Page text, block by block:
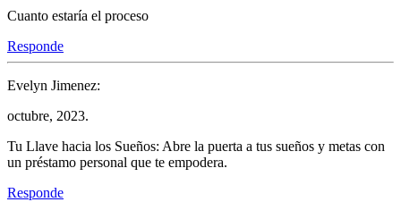
Cuanto estaría el proceso
Responde
Evelyn Jimenez:
octubre, 2023.
Tu Llave hacia los Sueños: Abre la puerta a tus sueños y metas con
un préstamo personal que te empodera.
Responde